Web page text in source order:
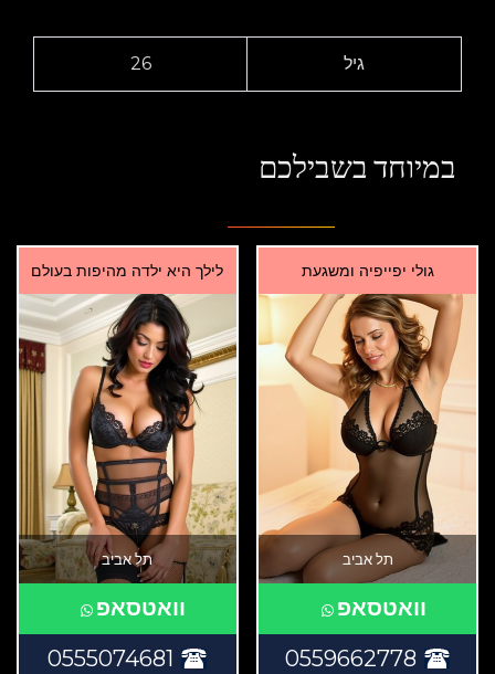
26 גיל
במיוחד בשבילכם
גולי יפייפיה ומשגעת
תל אביב
וואטסאפ
0559662778
לילך היא ילדה מהיפות בעולם
תל אביב
וואטסאפ
0555074681